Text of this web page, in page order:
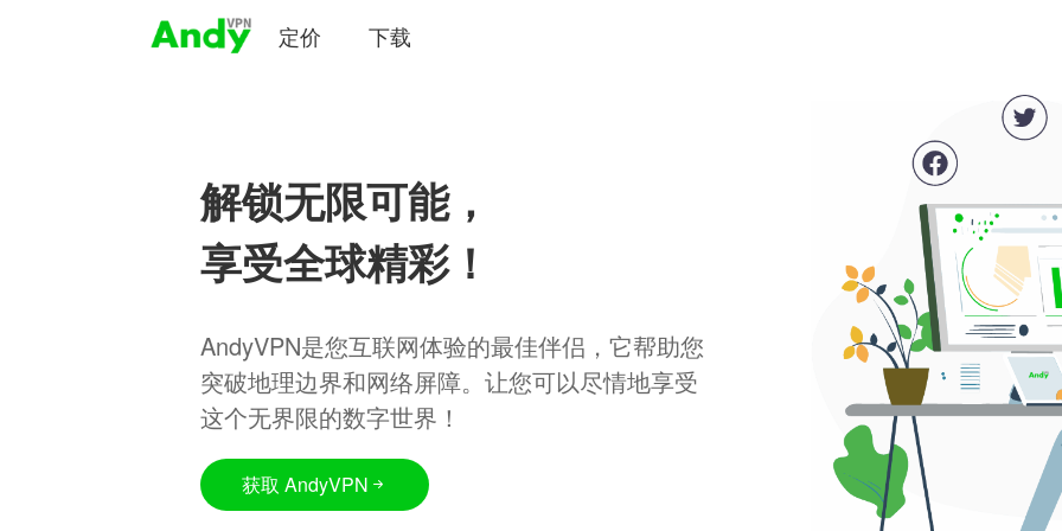
定价 下载
解锁无限可能，
享受全球精彩！
AndyVPN是您互联网体验的最佳伴侣，它帮助您
突破地理边界和网络屏障。让您可以尽情地享受
这个无界限的数字世界！
获取 AndyVPN